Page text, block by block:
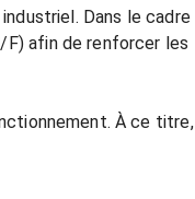
Dans le cadre
F) afin de renforcer les
À ce titre,